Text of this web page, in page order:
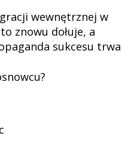
wewnętrznej w
znowu dołuje, a
sukcesu trwa